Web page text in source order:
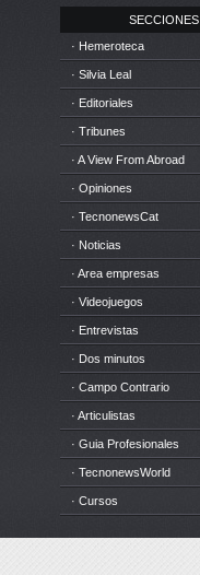
SECCIONES
· Hemeroteca
· Silvia Leal
· Editoriales
· Tribunes
· A View From Abroad
· Opiniones
· TecnonewsCat
· Noticias
· Area empresas
· Videojuegos
· Entrevistas
· Dos minutos
· Campo Contrario
· Articulistas
· Guia Profesionales
· TecnonewsWorld
· Cursos